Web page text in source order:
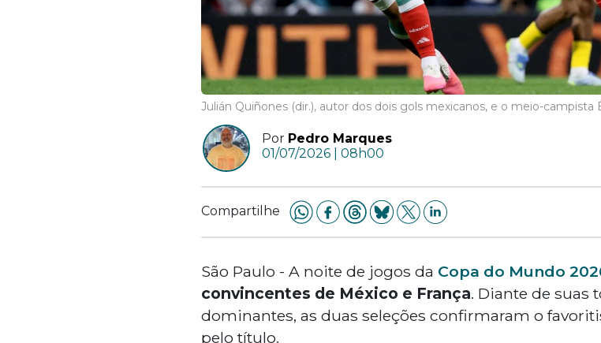
Julián Quiñones (dir.), autor dos dois gols mexicanos, e o meio-campista
Por Pedro Marques
01/07/2026 | 08h00
Compartilhe
São Paulo - A noite de jogos da Copa do Mundo
convincentes de México e França. Diante de suas
dominantes, as duas seleções confirmaram o
pelo título.